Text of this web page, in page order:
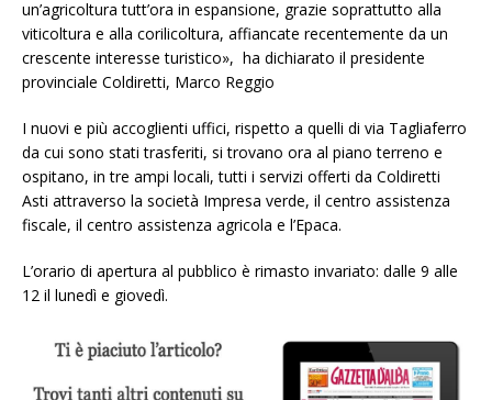
un’agricoltura tutt’ora in espansione, grazie soprattutto alla
viticoltura e alla corilicoltura, affiancate recentemente da un
crescente interesse turistico», ha dichiarato il presidente
provinciale Coldiretti, Marco Reggio
I nuovi e più accoglienti uffici, rispetto a quelli di via Tagliaferro
da cui sono stati trasferiti, si trovano ora al piano terreno e
ospitano, in tre ampi locali, tutti i servizi offerti da Coldiretti
Asti attraverso la società Impresa verde, il centro assistenza
fiscale, il centro assistenza agricola e l’Epaca.
L’orario di apertura al pubblico è rimasto invariato: dalle 9 alle
12 il lunedì e giovedì.